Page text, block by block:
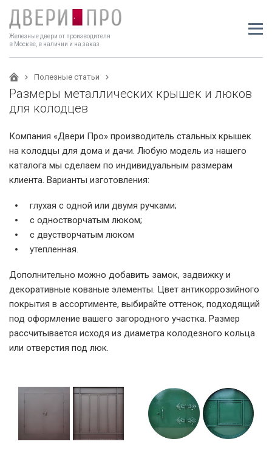
Железные двери от производителя
в Москве, в наличии и на заказ
Полезные статьи
Размеры металлических крышек и люков
для колодцев
Компания «Двери Про» производитель стальных крышек
на колодцы для дома и дачи. Любую модель из нашего
каталога мы сделаем по индивидуальным размерам
клиента. Варианты изготовления:
глухая с одной или двумя ручками;
с одностворчатым люком;
с двустворчатым люком
утепленная.
Дополнительно можно добавить замок, задвижку и
декоративные кованые элементы. Цвет антикоррозийного
покрытия в ассортименте, выбирайте оттенок, подходящий
под оформление вашего загородного участка. Размер
рассчитывается исходя из диаметра колодезного кольца
или отверстия под люк.